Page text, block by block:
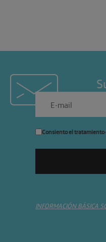
Consiento el tratamiento
INFORMACIÓN BÁSICA